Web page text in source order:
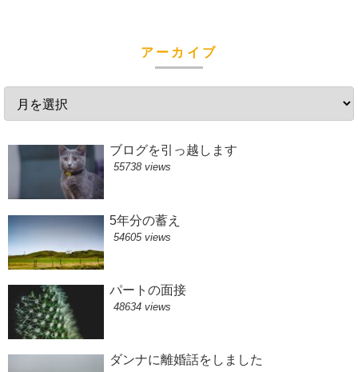
アーカイブ
ブログを引っ越します
55738 views
5年分の蓄え
54605 views
パートの面接
48634 views
ダンナに離婚話をしました